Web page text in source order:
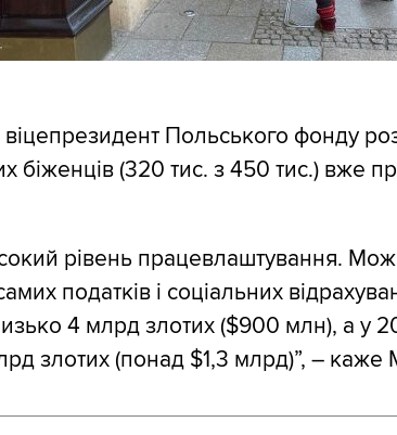
Польського фонду
біженців (320 тис. з 450 тис.) вже
рівень працевлаштування.
податків і соціальних
4 млрд злотих ($900 млн), а у
злотих (понад $1,3 млрд)”, – каже